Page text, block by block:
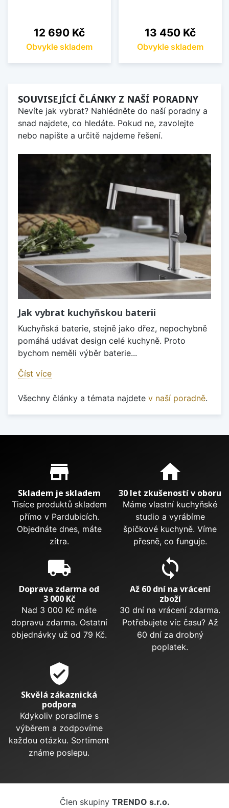
Cena
12 690 Kč
Obvykle skladem
Cena
13 450 Kč
Obvykle skladem
SOUVISEJÍCÍ ČLÁNKY Z NAŠÍ PORADNY
Nevíte jak vybrat? Nahlédněte do naší poradny a
snad najdete, co hledáte. Pokud ne, zavolejte
nebo napište a určitě najdeme řešení.
Jak vybrat kuchyňskou baterii
Kuchyňská baterie, stejně jako dřez, nepochybně
pomáhá udávat design celé kuchyně. Proto
bychom neměli výběr baterie...
Číst více
Všechny články a témata najdete v naší poradně.
Proč nakupovat u nás?
store_mall_directory
Skladem je skladem
Tisíce produktů skladem
přímo v Pardubicích.
Objednáte dnes, máte
zítra.
home
30 let zkušeností v oboru
Máme vlastní kuchyňské
studio a vyrábíme
špičkové kuchyně. Víme
přesně, co funguje.
local_shipping
Doprava zdarma od
3 000 Kč
Nad 3 000 Kč máte
dopravu zdarma. Ostatní
objednávky už od 79 Kč.
sync
Až 60 dní na vrácení
zboží
30 dní na vrácení zdarma.
Potřebujete víc času? Až
60 dní za drobný
poplatek.
verified_user
Skvělá zákaznická
podpora
Kdykoliv poradíme s
výběrem a zodpovíme
každou otázku. Sortiment
známe poslepu.
Člen skupiny TRENDO s.r.o.